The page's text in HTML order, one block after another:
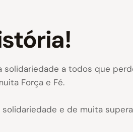
a todos que
Força e Fé.
e de muita